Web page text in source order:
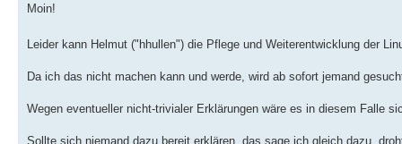
Moin!
Leider kann Helmut ("hhullen") die Pflege und Weiterentwicklung der
Da ich das nicht machen kann und werde, wird ab sofort jemand
Wegen eventueller nicht-trivialer Erklärungen wäre es in diesem Falle
Sollte sich niemand dazu bereit erklären, das sage ich gleich dazu,